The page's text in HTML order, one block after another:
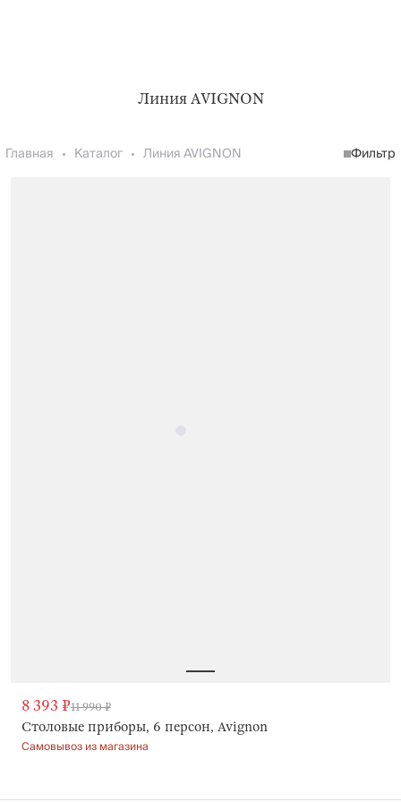
Линия AVIGNON
Главная Каталог Линия AVIGNON Фильтр
8 393 ₽11 990 ₽
Столовые приборы, 6 персон, Avignon
Самовывоз из магазина